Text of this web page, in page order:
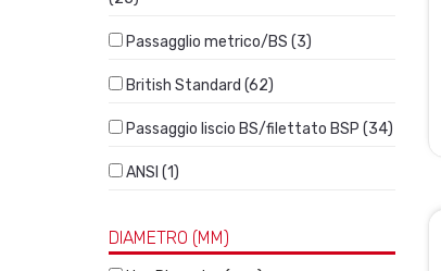
Passagglio metrico/BS (3)
British Standard (62)
Passaggio liscio BS/filettato BSP (34)
ANSI (1)
DIAMETRO (MM)